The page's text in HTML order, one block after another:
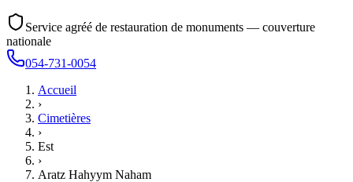
Service agréé de restauration de monuments — couverture
nationale
054-731-0054
Accueil
›
Cimetières
›
Est
›
Aratz Hahyym Naham